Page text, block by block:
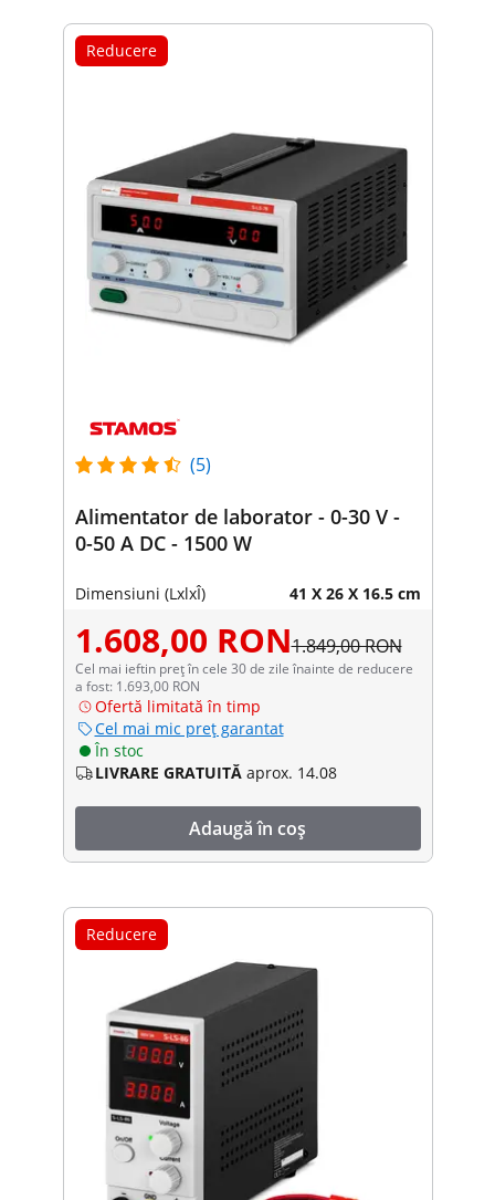
Reducere
(5)
Alimentator de laborator - 0-30 V -
0-50 A DC - 1500 W
Dimensiuni (LxlxÎ) 41 X 26 X 16.5 cm
1.608,00 RON1.849,00 RON
Cel mai ieftin preț în cele 30 de zile înainte de reducere
a fost: 1.693,00 RON
Ofertă limitată în timp
Cel mai mic preț garantat
În stoc
LIVRARE GRATUITĂ aprox. 14.08
Adaugă în coș
Reducere